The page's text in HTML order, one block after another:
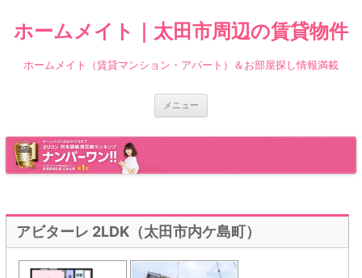
ホームメイト｜太田市周辺の賃貸物件
ホームメイト（賃貸マンション・アパート）＆お部屋探し情報満載
メニュー
キ
アビターレ 2LDK（太田市内ケ島町）